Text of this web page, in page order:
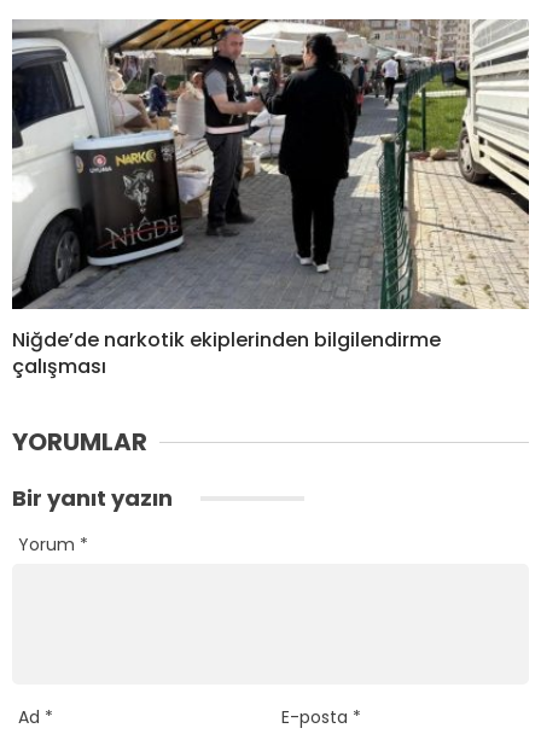
Niğde’de narkotik ekiplerinden bilgilendirme
çalışması
YORUMLAR
Bir yanıt yazın
Yorum *
Ad * E-posta *